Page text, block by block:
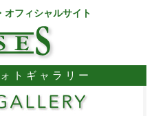
オフィシャルサイト
トギャラリー